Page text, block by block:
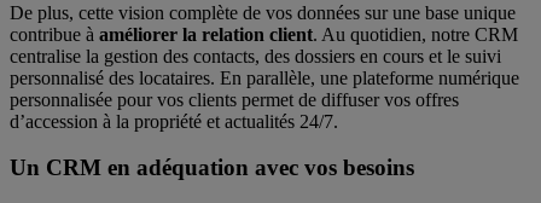
De plus, cette vision complète de vos données sur une base unique
contribue à améliorer la relation client. Au quotidien, notre CRM
centralise la gestion des contacts, des dossiers en cours et le suivi
personnalisé des locataires. En parallèle, une plateforme numérique
personnalisée pour vos clients permet de diffuser vos offres
d’accession à la propriété et actualités 24/7.
Un CRM en adéquation avec vos besoins